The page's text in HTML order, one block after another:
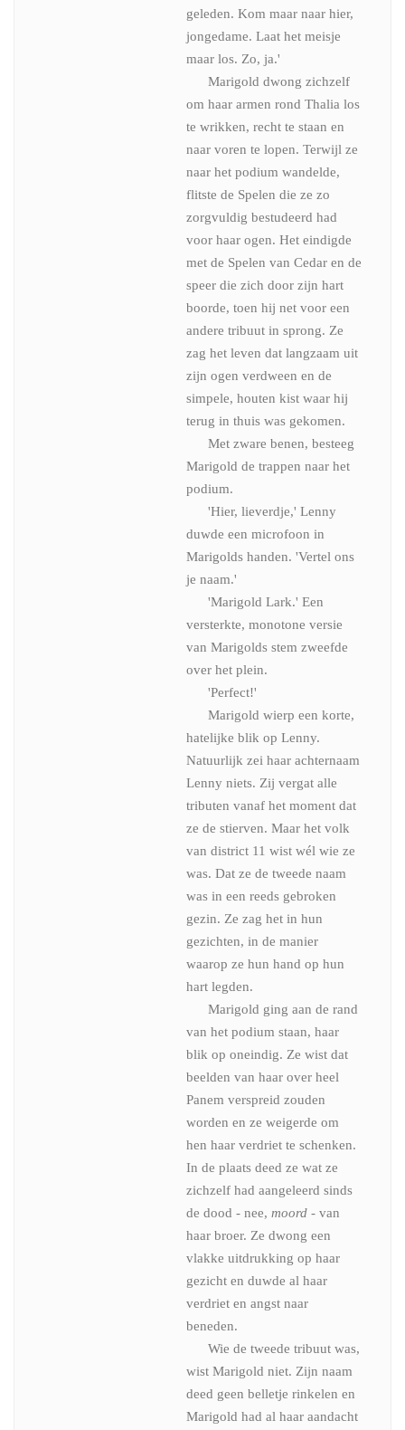
geleden. Kom maar naar hier,
jongedame. Laat het meisje
maar los. Zo, ja.'
Marigold dwong zichzelf
om haar armen rond Thalia los
te wrikken, recht te staan en
naar voren te lopen. Terwijl ze
naar het podium wandelde,
flitste de Spelen die ze zo
zorgvuldig bestudeerd had
voor haar ogen. Het eindigde
met de Spelen van Cedar en de
speer die zich door zijn hart
boorde, toen hij net voor een
andere tribuut in sprong. Ze
zag het leven dat langzaam uit
zijn ogen verdween en de
simpele, houten kist waar hij
terug in thuis was gekomen.
Met zware benen, besteeg
Marigold de trappen naar het
podium.
'Hier, lieverdje,' Lenny
duwde een microfoon in
Marigolds handen. 'Vertel ons
je naam.'
'Marigold Lark.' Een
versterkte, monotone versie
van Marigolds stem zweefde
over het plein.
'Perfect!'
Marigold wierp een korte,
hatelijke blik op Lenny.
Natuurlijk zei haar achternaam
Lenny niets. Zij vergat alle
tributen vanaf het moment dat
ze de stierven. Maar het volk
van district 11 wist wél wie ze
was. Dat ze de tweede naam
was in een reeds gebroken
gezin. Ze zag het in hun
gezichten, in de manier
waarop ze hun hand op hun
hart legden.
Marigold ging aan de rand
van het podium staan, haar
blik op oneindig. Ze wist dat
beelden van haar over heel
Panem verspreid zouden
worden en ze weigerde om
hen haar verdriet te schenken.
In de plaats deed ze wat ze
zichzelf had aangeleerd sinds
de dood - nee, moord - van
haar broer. Ze dwong een
vlakke uitdrukking op haar
gezicht en duwde al haar
verdriet en angst naar
beneden.
Wie de tweede tribuut was,
wist Marigold niet. Zijn naam
deed geen belletje rinkelen en
Marigold had al haar aandacht